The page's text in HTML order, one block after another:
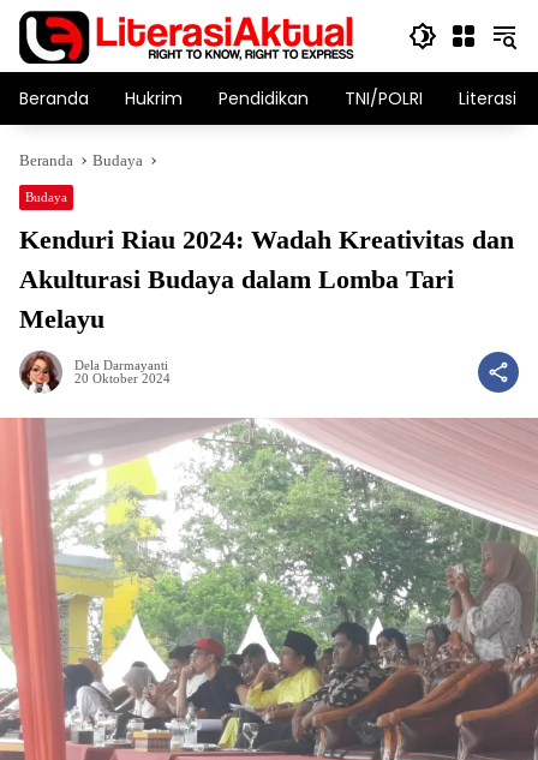
Langsung
konten
Beranda Hukrim Pendidikan TNI/POLRI Literasi
Beranda Budaya
Budaya
Kenduri Riau 2024: Wadah Kreativitas dan
Akulturasi Budaya dalam Lomba Tari
Melayu
Dela Darmayanti
20 Oktober 2024